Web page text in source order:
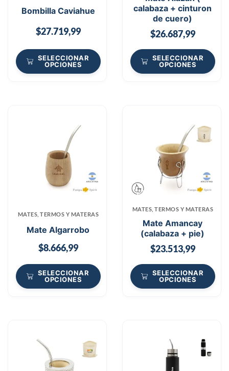
Bombilla Caviahue
$27.719,99
SELECCIONAR
OPCIONES
calabaza + cinturon
de cuero)
$26.687,99
SELECCIONAR
OPCIONES
MATES, TERMOS Y MATERAS
Mate Algarrobo
$8.666,99
SELECCIONAR
OPCIONES
MATES, TERMOS Y MATERAS
Mate Amancay
(calabaza + pie)
$23.513,99
SELECCIONAR
OPCIONES